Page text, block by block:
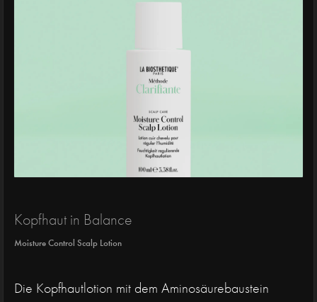
Kopfhaut in Balance
Moisture Control Scalp Lotion
Die Kopfhautlotion mit dem Aminosäurebaustein